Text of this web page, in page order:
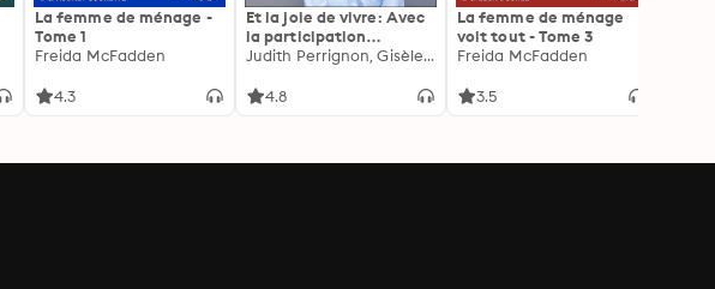
La femme de ménage -
Tome 1
Freida McFadden
4.3
Et la joie de vivre: Avec
la participation
exceptionnelle de
Judith Perrignon, Gisèle Pelicot
4.8
La femme de ménage
voit tout - Tome 3
Freida McFadden
3.5